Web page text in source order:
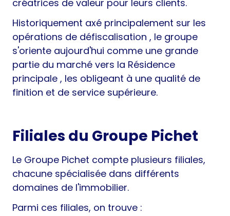
créatrices de valeur pour leurs clients.
Historiquement axé principalement sur les
opérations de défiscalisation , le groupe
s'oriente aujourd'hui comme une grande
partie du marché vers la Résidence
principale , les obligeant à une qualité de
finition et de service supérieure.
Filiales du Groupe Pichet
Le Groupe Pichet compte plusieurs filiales,
chacune spécialisée dans différents
domaines de l'immobilier.
Parmi ces filiales, on trouve :